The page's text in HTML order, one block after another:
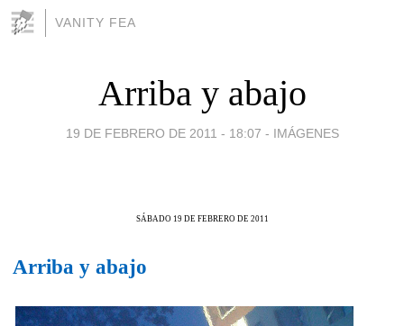
VANITY FEA
Arriba y abajo
19 DE FEBRERO DE 2011 - 18:07 - IMÁGENES
SÁBADO 19 DE FEBRERO DE 2011
Arriba y abajo